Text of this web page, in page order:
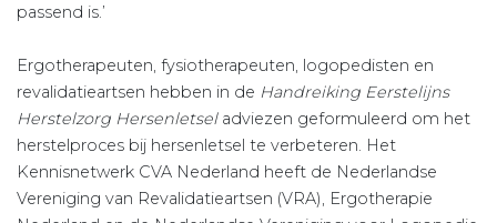
passend is.’
Ergotherapeuten, fysiotherapeuten, logopedisten en
revalidatieartsen hebben in de Handreiking Eerstelijns
Herstelzorg Hersenletseladviezen geformuleerd om het
herstelproces bij hersenletsel te verbeteren. Het
Kennisnetwerk CVA Nederland heeft de Nederlandse
Vereniging van Revalidatieartsen (VRA), Ergotherapie